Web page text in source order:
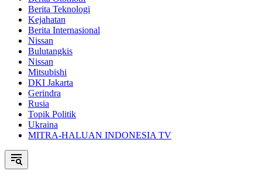
Berita Teknologi
Kejahatan
Berita Internasional
Nissan
Bulutangkis
Nissan
Mitsubishi
DKI Jakarta
Gerindra
Rusia
Topik Politik
Ukraina
MITRA-HALUAN INDONESIA TV